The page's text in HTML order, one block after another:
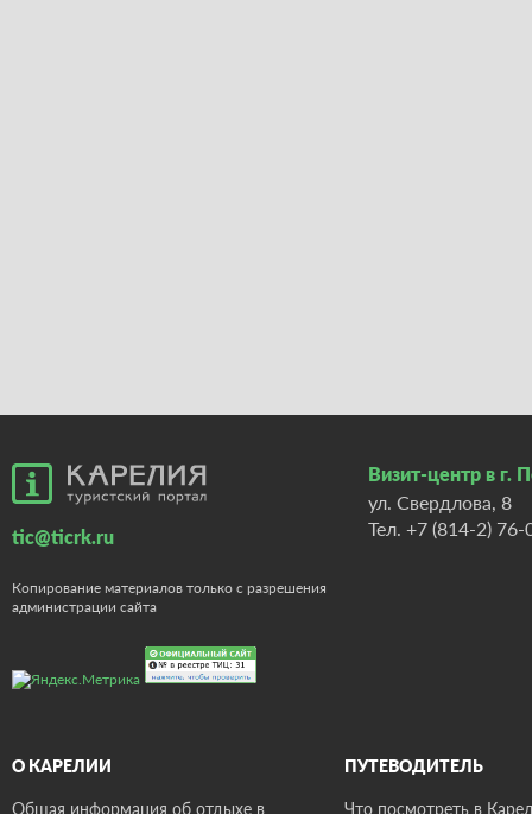
tic@ticrk.ru
Копирование материалов только с разрешения
администрации сайта
Визит-центр в г.
ул. Свердлова, 8
Тел. +7 (814-2) 76-
О КАРЕЛИИ
Общая информация об отдыхе в
ПУТЕВОДИТЕЛЬ
Что посмотреть в